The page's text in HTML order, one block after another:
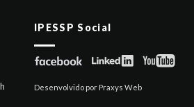
IPESSP Social
Desenvolvido por Praxys Web